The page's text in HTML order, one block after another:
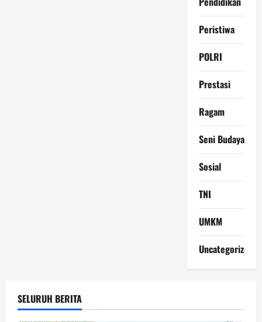
Peristiwa
POLRI
Prestasi
Ragam
Seni Budaya
Sosial
TNI
UMKM
Uncategorized
SELURUH BERITA